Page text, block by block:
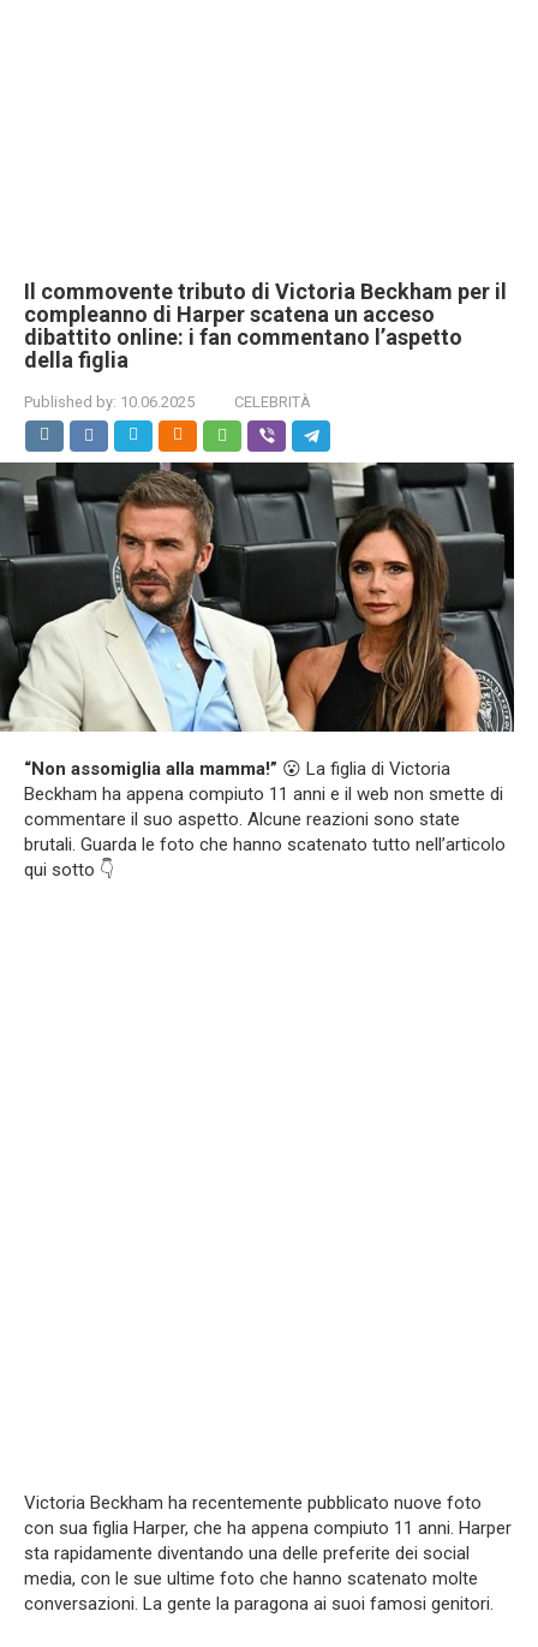
Il commovente tributo di Victoria Beckham per il
compleanno di Harper scatena un acceso
dibattito online: i fan commentano l’aspetto
della figlia
Published by: 10.06.2025 CELEBRITÀ
“Non assomiglia alla mamma!” 😮 La figlia di Victoria
Beckham ha appena compiuto 11 anni e il web non smette di
commentare il suo aspetto. Alcune reazioni sono state
brutali. Guarda le foto che hanno scatenato tutto nell’articolo
qui sotto 👇
Victoria Beckham ha recentemente pubblicato nuove foto
con sua figlia Harper, che ha appena compiuto 11 anni. Harper
sta rapidamente diventando una delle preferite dei social
media, con le sue ultime foto che hanno scatenato molte
conversazioni. La gente la paragona ai suoi famosi genitori.